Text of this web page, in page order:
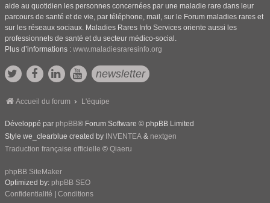
aide au quotidien les personnes concernées par une maladie rare dans leur
parcours de santé et de vie, par téléphone, mail, sur le Forum maladies rares et
sur les réseaux sociaux. Maladies Rares Info Services oriente aussi les
professionnels de santé et du secteur médico-social.
Plus d’informations : www.maladiesraresinfo.org
newsletter
Accueil du forum L'équipe
Développé par phpBB® Forum Software © phpBB Limited
Style we_clearblue created by INVENTEA & nextgen
Traduction française officielle © Qiaeru
phpBB SiteMaker
Optimized by: phpBB SEO
Confidentialité
Conditions